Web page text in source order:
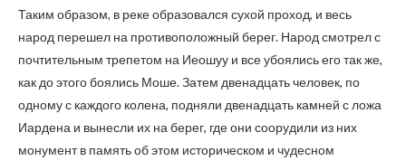
Таким образом, в реке образовался сухой проход, и весь
народ перешел на противоположный берег. Народ смотрел с
почтительным трепетом на Иеошуу и все убоялись его так же,
как до этого боялись Моше. Затем двенадцать человек, по
одному с каждого колена, подняли двенадцать камней с ложа
Иардена и вынесли их на берег, где они соорудили из них
монумент в память об этом историческом и чудесном